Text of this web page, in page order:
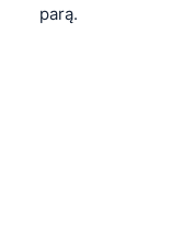
parą.